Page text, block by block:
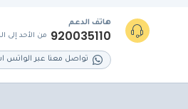
هاتف الدعم
920035110 من الأحد إلى الخميس من
تواصل معنا عبر الواتس